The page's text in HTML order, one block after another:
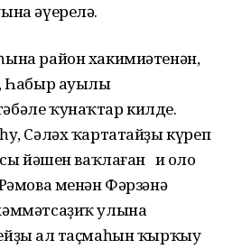
әүерелә.
район хакимиәтенән,
Һабыр ауылы
ҡунаҡтар килде.
Сәләх ҡартатайҙы күреп
йәшен ваҡлаған иң оло
менән Фәрзәнә
улына
ал таҫмаһын ҡырҡыу